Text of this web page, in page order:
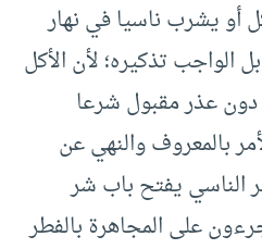
أو يشرب ناسيا في نهار
تذكيره؛ لأن الأكل
عذر مقبول شرعا
بالمعروف والنهي عن
الناسي يفتح باب شر
على المجاهرة بالفطر